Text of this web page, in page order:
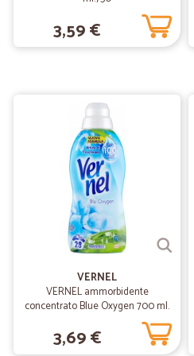
3,59 €
VERNEL
VERNEL ammorbidente
concentrato Blue Oxygen 700 ml.
3,69 €